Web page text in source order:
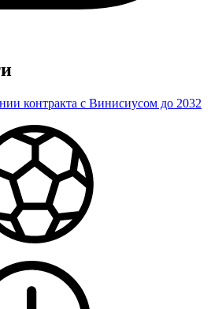
контракта с Винисиусом до 2032